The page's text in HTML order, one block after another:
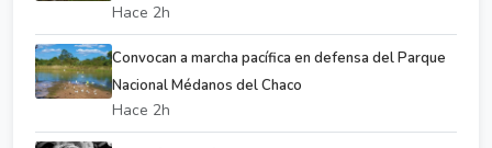
Hace 2h
Convocan a marcha pacífica en defensa del Parque
Nacional Médanos del Chaco
Hace 2h